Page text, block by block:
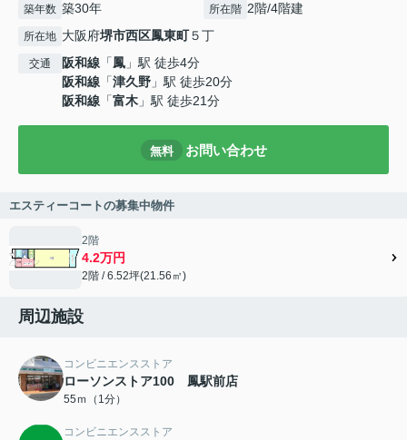
築年数 築30年 所在階 2階/4階建
所在地 大阪府堺市西区鳳東町５丁
交通 阪和線 「鳳 」駅 徒歩4分
阪和線 「津久野 」駅 徒歩20分
阪和線 「富木 」駅 徒歩21分
無料 お問い合わせ
エスティーコートの募集中物件
2階
4.2万円
2階 / 6.52坪(21.56㎡)
周辺施設
コンビニエンスストア
ローソンストア100 鳳駅前店
55ｍ（1分）
コンビニエンスストア